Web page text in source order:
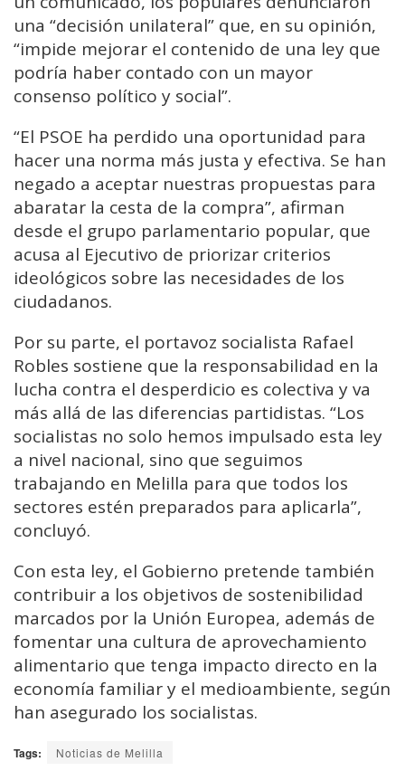
una “decisión unilateral” que, en su opinión,
“impide mejorar el contenido de una ley que
podría haber contado con un mayor
consenso político y social”.
“El PSOE ha perdido una oportunidad para
hacer una norma más justa y efectiva. Se han
negado a aceptar nuestras propuestas para
abaratar la cesta de la compra”, afirman
desde el grupo parlamentario popular, que
acusa al Ejecutivo de priorizar criterios
ideológicos sobre las necesidades de los
ciudadanos.
Por su parte, el portavoz socialista Rafael
Robles sostiene que la responsabilidad en la
lucha contra el desperdicio es colectiva y va
más allá de las diferencias partidistas. “Los
socialistas no solo hemos impulsado esta ley
a nivel nacional, sino que seguimos
trabajando en Melilla para que todos los
sectores estén preparados para aplicarla”,
concluyó.
Con esta ley, el Gobierno pretende también
contribuir a los objetivos de sostenibilidad
marcados por la Unión Europea, además de
fomentar una cultura de aprovechamiento
alimentario que tenga impacto directo en la
economía familiar y el medioambiente, según
han asegurado los socialistas.
Tags: Noticias de Melilla